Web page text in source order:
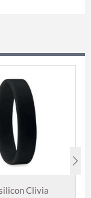
Clivia